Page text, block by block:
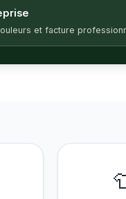
et facture